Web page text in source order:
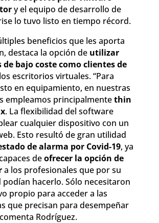
y el equipo de desarrollo de
lo tuvo listo en tiempo récord.
beneficios que les aporta
destaca la opción de utilizar
bajo coste como clientes de
escritorios virtuales. “Para
en equipamiento, en nuestras
empleamos principalmentethin
. La flexibilidad del software
cualquier dispositivo con un
Esto resultó de gran utilidad
de alarma por Covid-19, ya
deofrecer la opción de
a los profesionales que por su
podían hacerlo. Sólo necesitaron
propio para acceder a las
que precisan para desempeñar
Rodríguez.